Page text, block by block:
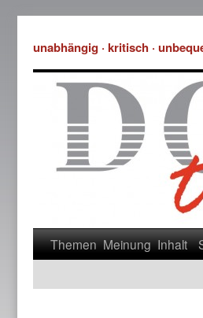
unabhängig · kritisch ·
Themen Meinung Inhalt